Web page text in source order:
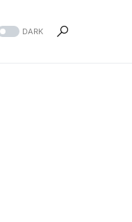
DARK